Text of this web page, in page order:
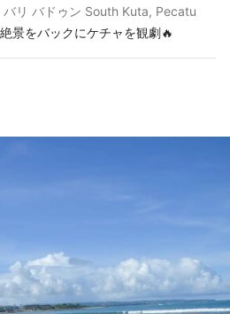
バリ バドゥン South Kuta, Pecatu
景をバックにケチャを観劇🔥